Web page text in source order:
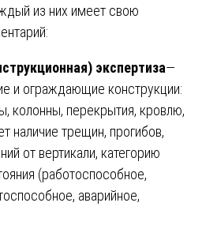
из них имеет свою
экспертиза—
и ограждающие конструкции:
колонны, перекрытия, кровлю,
наличие трещин, прогибов,
от вертикали, категорию
(работоспособное,
аварийное,